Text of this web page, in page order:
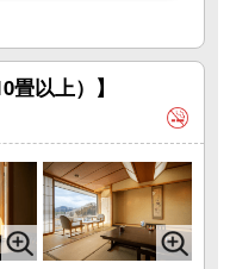
畳以上）】